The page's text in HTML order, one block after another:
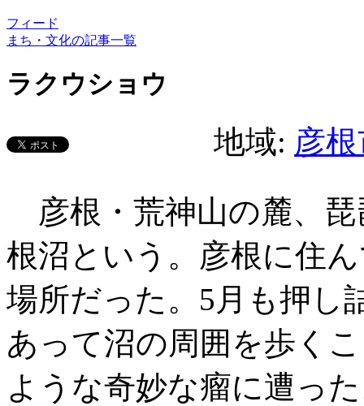
フィード
まち・文化の記事一覧
ラクウショウ
地域: 彦
彦根・荒神山の麓、琵
根沼という。彦根に住
場所だった。5月も押し
あって沼の周囲を歩く
ような奇妙な瘤に遭っ